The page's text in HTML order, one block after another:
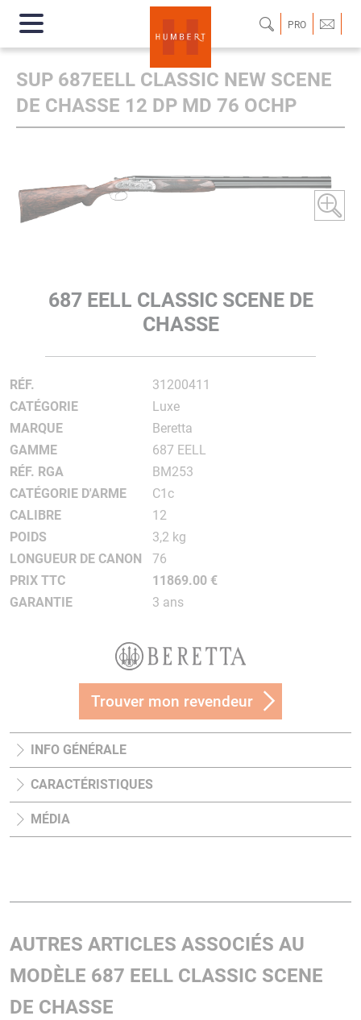
PRO
SUP 687EELL CLASSIC NEW SCENE
DE CHASSE 12 DP MD 76 OCHP
687 EELL CLASSIC SCENE DE
CHASSE
RÉF.
31200411
CATÉGORIE
Luxe
MARQUE
Beretta
GAMME
687 EELL
RÉF. RGA
BM253
CATÉGORIE D'ARME
C1c
CALIBRE
12
POIDS
3,2 kg
LONGUEUR DE CANON
76
PRIX TTC
11869.00 €
GARANTIE
3 ans
Trouver mon revendeur
INFO GÉNÉRALE
CARACTÉRISTIQUES
MÉDIA
AUTRES ARTICLES ASSOCIÉS AU
MODÈLE 687 EELL CLASSIC SCENE
DE CHASSE